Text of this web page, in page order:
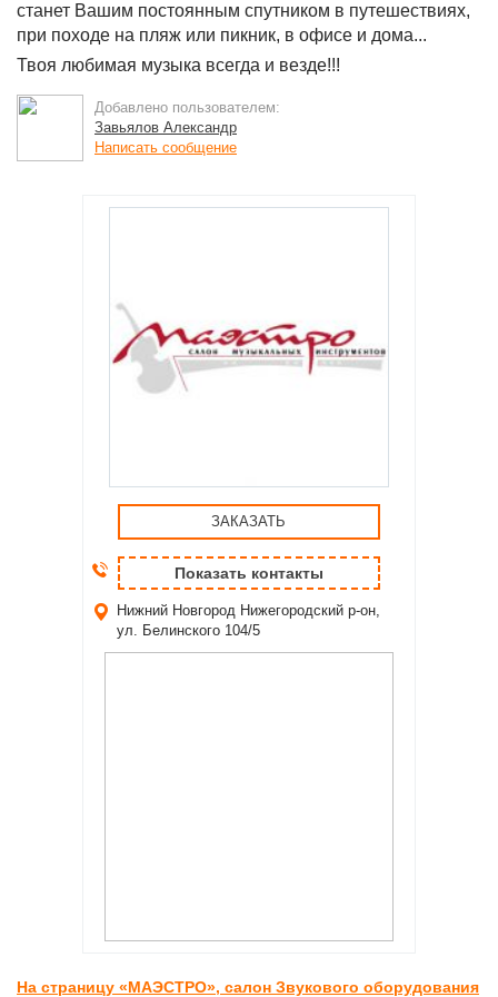
станет Вашим постоянным спутником в путешествиях,
при походе на пляж или пикник, в офисе и дома...
Твоя любимая музыка всегда и везде!!!
Добавлено пользователем:
Завьялов Александр
Написать сообщение
ЗАКАЗАТЬ
Показать контакты
Нижний Новгород Нижегородский р-он,
ул. Белинского 104/5
На страницу «МАЭСТРО», салон Звукового оборудования